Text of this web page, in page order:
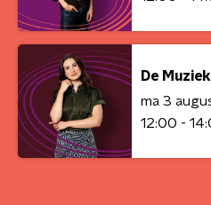
De
ma 3
12:00 -